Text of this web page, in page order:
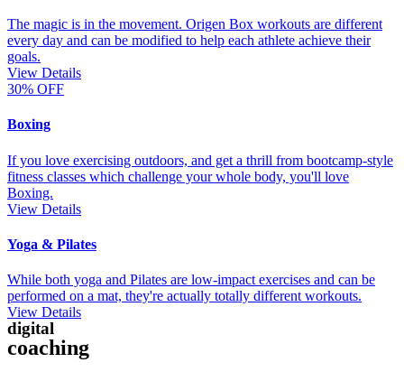
The magic is in the movement. Origen Box workouts are different
every day and can be modified to help each athlete achieve their
goals.
View Details
30% OFF
Boxing
If you love exercising outdoors, and get a thrill from bootcamp-style
fitness classes which challenge your whole body, you'll love
Boxing.
View Details
Yoga & Pilates
While both yoga and Pilates are low-impact exercises and can be
performed on a mat, they're actually totally different workouts.
View Details
digital
coaching